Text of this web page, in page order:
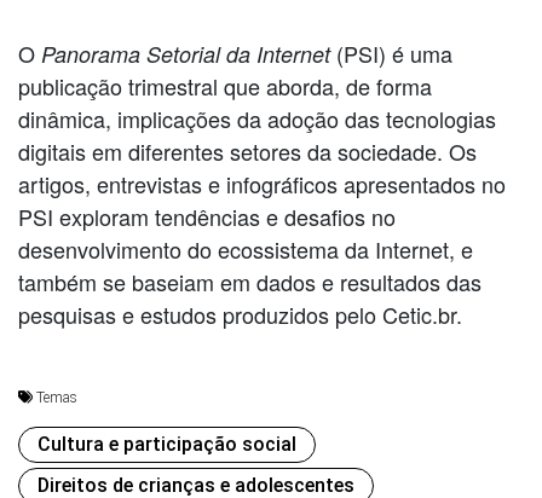
O Panorama Setorial da Internet(PSI) é uma
publicação trimestral que aborda, de forma
dinâmica, implicações da adoção das tecnologias
digitais em diferentes setores da sociedade. Os
artigos, entrevistas e infográficos apresentados no
PSI exploram tendências e desafios no
desenvolvimento do ecossistema da Internet, e
também se baseiam em dados e resultados das
pesquisas e estudos produzidos pelo Cetic.br.
Temas
Cultura e participação social
Direitos de crianças e adolescentes